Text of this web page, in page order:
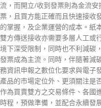
流，而開立/收到發票則為金流
票，且買方能正確而且快速接收
的掌握，及企業運營的成本。紙
雙方傳送接收亦需要多層人工或
境下深受限制，同時也不利減碳
發票成為主流。同時，伴隨著減
務資訊申報之數位化要求與電子
產品的市場定位外、更須關注是
作為買賣雙方之交易條件、各國
時程，預做準備，並配合永續發